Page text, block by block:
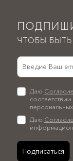
ЧТОБЫ
Даю Согласие
соответствии
Даю Согласие
Подписаться